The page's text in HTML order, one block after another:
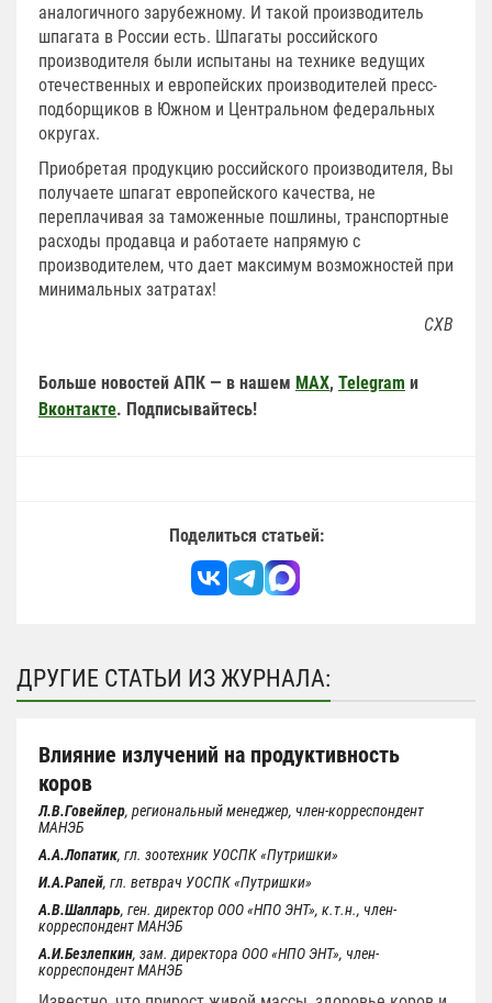
аналогичного зарубежному. И такой производитель
шпагата в России есть. Шпагаты российского
производителя были испытаны на технике ведущих
отечественных и европейских производителей пресс-
подборщиков в Южном и Центральном федеральных
округах.
Приобретая продукцию российского производителя, Вы
получаете шпагат европейского качества, не
переплачивая за таможенные пошлины, транспортные
расходы продавца и работаете напрямую с
производителем, что дает максимум возможностей при
минимальных затратах!
СХВ
Больше новостей АПК — в нашем MAX, Telegram и
Вконтакте. Подписывайтесь!
Поделиться статьей:
ДРУГИЕ СТАТЬИ ИЗ ЖУРНАЛА:
Влияние излучений на продуктивность
коров
Л.В.Говейлер, региональный менеджер, член-корреспондент
МАНЭБ
А.А.Лопатик, гл. зоотехник УОСПК «Путришки»
И.А.Рапей, гл. ветврач УОСПК «Путришки»
А.В.Шалларь, ген. директор ООО «НПО ЭНТ», к.т.н., член-
корреспондент МАНЭБ
А.И.Безлепкин, зам. директора ООО «НПО ЭНТ», член-
корреспондент МАНЭБ